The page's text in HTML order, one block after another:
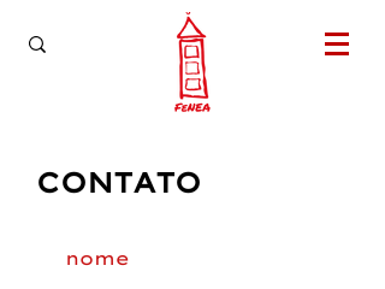
CONTATO